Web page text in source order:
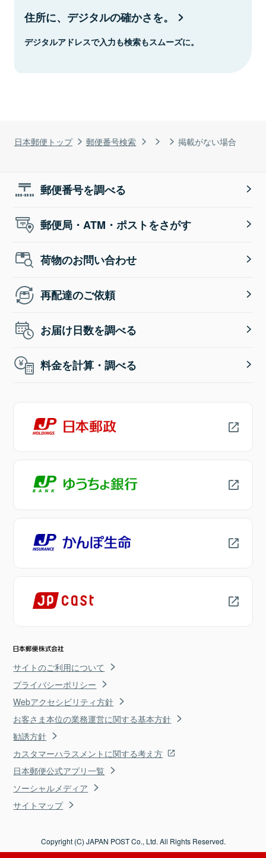
日本郵便トップ 郵便番号検索 掲載がない場合
住所に、デジタルの確かさを。
デジタルアドレスで入力も検索もスムーズに。
郵便番号を調べる
郵便局・ATM・ポストをさがす
荷物のお問い合わせ
再配達のご依頼
お届け日数を調べる
料金を計算・調べる
サイトのご利用について
プライバシーポリシー
Webアクセシビリティ方針
お客さま本位の業務運営に関する基本方針
勧誘方針
カスタマーハラスメントに関する考え方
日本郵便公式アプリ一覧
ソーシャルメディア
サイトマップ
Copyright (C) JAPAN POST Co., Ltd. All Rights Reserved.